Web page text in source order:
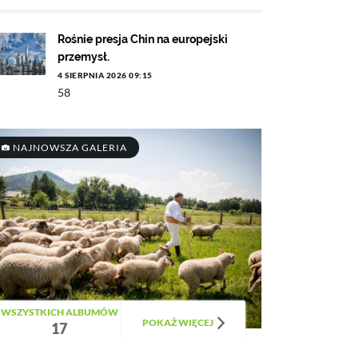
Rośnie presja Chin na europejski
przemysł.
4 SIERPNIA 2026 09:15
58
NAJNOWSZA GALERIA
WSZYSTKICH ALBUMÓW
17 POKAŻ WIĘCEJ